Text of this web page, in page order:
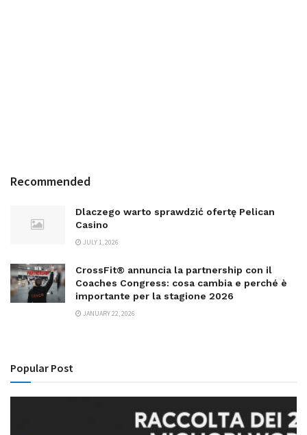
Recommended
Dlaczego warto sprawdzić ofertę Pelican
Casino
JULY 1, 2026
CrossFit® annuncia la partnership con il
Coaches Congress: cosa cambia e perché è
importante per la stagione 2026
JANUARY 22, 2026
Popular Post